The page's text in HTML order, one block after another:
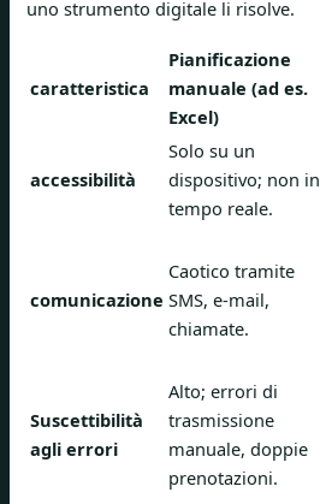
uno strumento digitale li risolve.
caratteristica
Pianificazione
manuale (ad es.
Excel)
accessibilità
Solo su un
dispositivo; non in
tempo reale.
comunicazione
Caotico tramite
SMS, e-mail,
chiamate.
Suscettibilità
agli errori
Alto; errori di
trasmissione
manuale, doppie
prenotazioni.